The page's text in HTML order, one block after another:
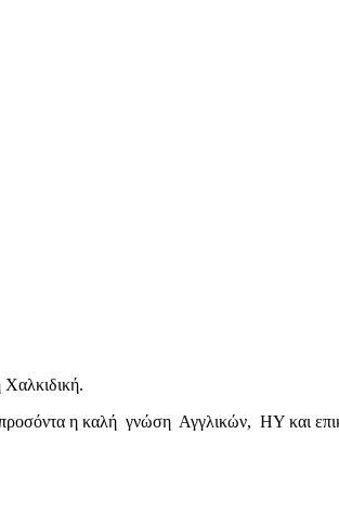
η καλή γνώση Αγγλικών, ΗΥ και